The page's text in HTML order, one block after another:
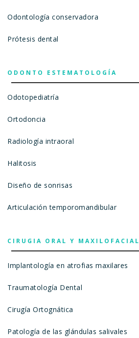
Odontología conservadora
Prótesis dental
ODONTO ESTEMATOLOGÍA
Odotopediatría
Ortodoncia
Radiología intraoral
Halitosis
Diseño de sonrisas
Articulación temporomandibular
CIRUGIA ORAL Y MAXILOFACIAL
Implantología en atrofias maxilares
Traumatología Dental
Cirugía Ortognática
Patología de las glándulas salivales